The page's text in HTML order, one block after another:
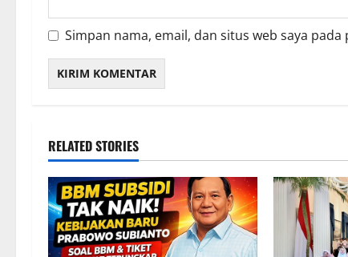
Simpan nama, email, dan situs web saya
RELATED STORIES